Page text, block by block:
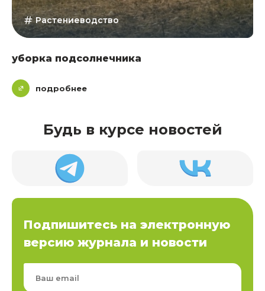
Растениеводство
уборка подсолнечника
подробнее
Будь в курсе новостей
Подпишитесь на электронную
версию журнала и новости